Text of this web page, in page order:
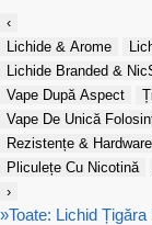
‹
Lichide & Arome
Lichide Branded &
Vape După Aspect
Vape De Unică
Rezistențe & Hardware
Pliculețe Cu Nicotină
›
»Toate: Lichid